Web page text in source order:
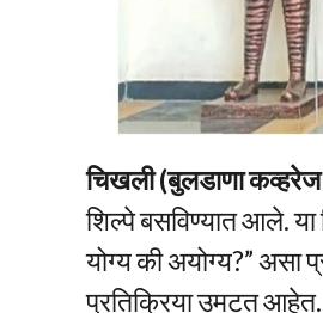
चिखली (बुलडाणा
शिल्पे बसविण्यात आले.
योग्य की अयोग्य?” असा
प्रतिक्रिया उमटत आहेत.